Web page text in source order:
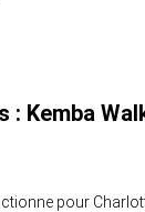
: Kemba
pour